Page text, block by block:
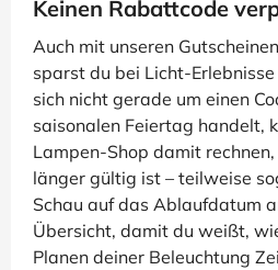
Keinen Rabattcode
Auch mit unseren
sparst du bei Licht-
sich nicht gerade um einen
saisonalen Feiertag handelt,
Lampen-Shop damit
länger gültig ist – teilweise
Schau auf das Ablaufdatum
Übersicht, damit du weißt,
Planen deiner Beleuchtung